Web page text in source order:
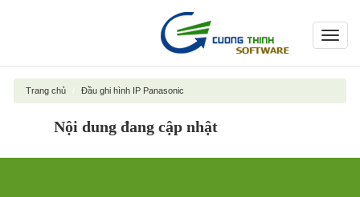
Trang chủ Đầu ghi hình IP Panasonic
Nội dung đang cập nhật